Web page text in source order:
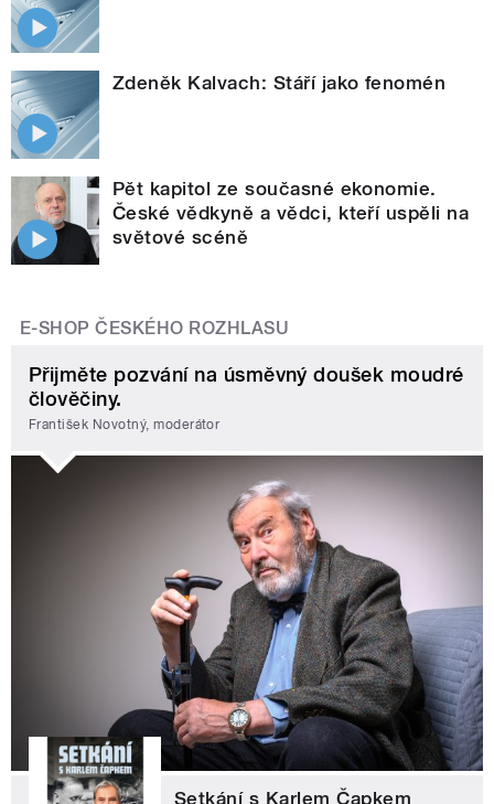
Zdeněk Kalvach: Stáří jako fenomén
Pět kapitol ze současné ekonomie.
České vědkyně a vědci, kteří uspěli na
světové scéně
E-SHOP ČESKÉHO ROZHLASU
Přijměte pozvání na úsměvný doušek moudré
člověčiny.
František Novotný, moderátor
Setkání s Karlem Čapkem